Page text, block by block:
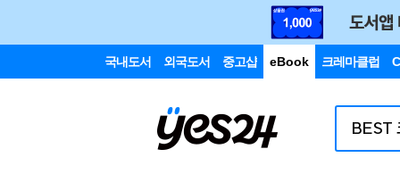
국내도서 외국도서 중고샵 eBook 크레마클럽